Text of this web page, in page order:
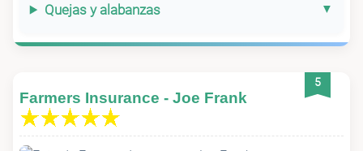
Quejas y alabanzas
5
Farmers Insurance - Joe Frank